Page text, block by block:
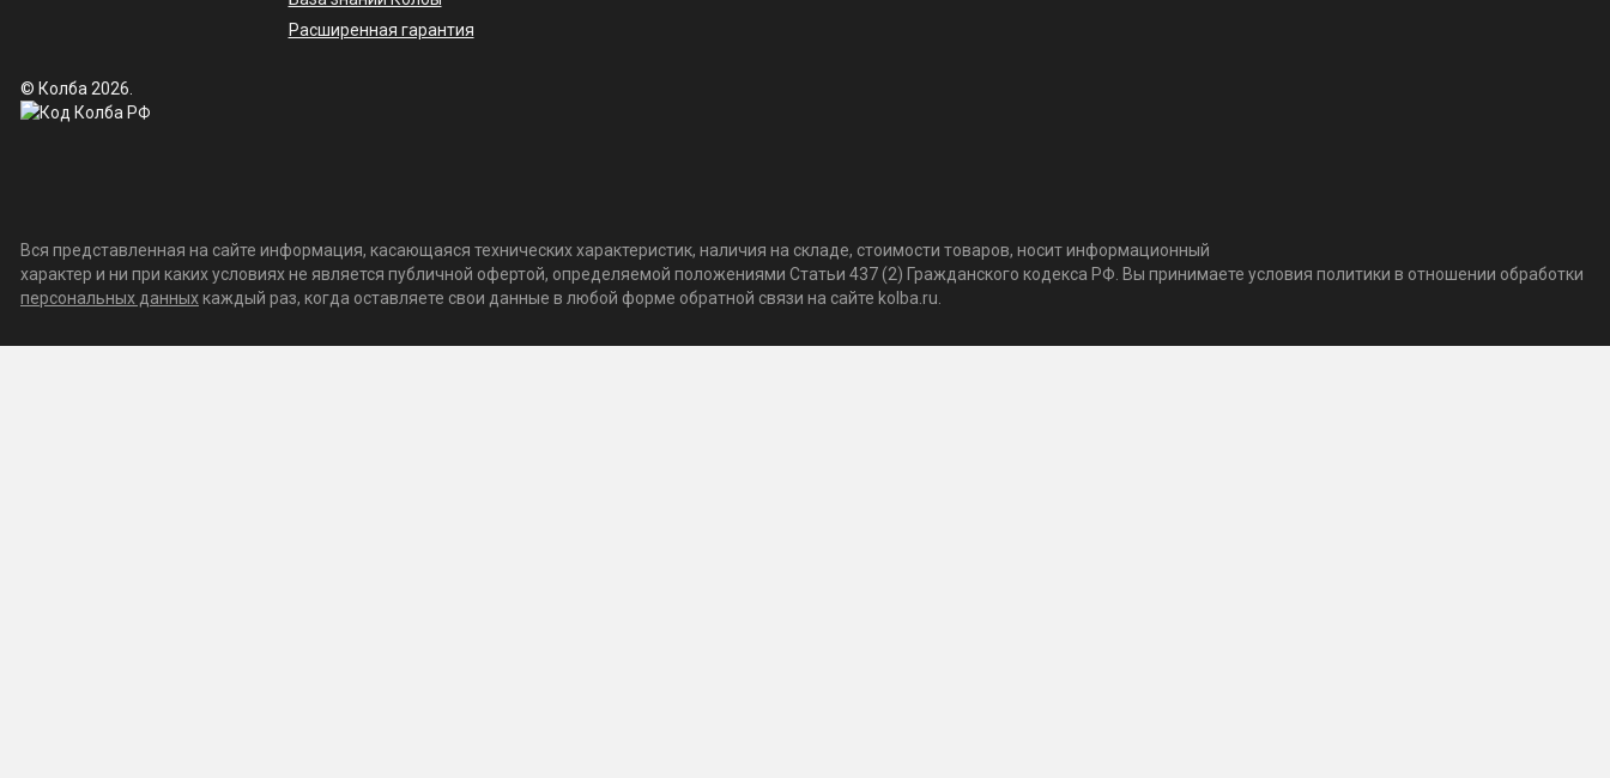
Расширенная гарантия
© Колба 2026.
Вся представленная на сайте информация, касающаяся технических характеристик, наличия на складе, стоимости товаров, носит информационный
характер и ни при каких условиях не является публичной офертой, определяемой положениями Статьи 437 (2) Гражданского кодекса РФ. Вы принимаете условия политики в отношении обработки
персональных данныхкаждый раз, когда оставляете свои данные в любой форме обратной связи на сайте kolba.ru.